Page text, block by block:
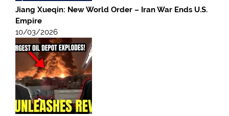
Jiang Xueqin: New World Order – Iran War Ends U.S.
Empire
10/03/2026